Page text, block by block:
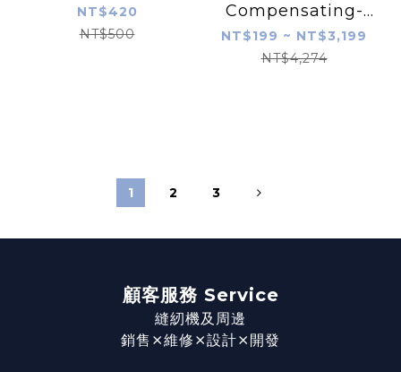
NT$420
NT$500
Compensating-
Presser-Foot
NT$199 ~ NT$3,199
NT$4,274
1 2 3
顧客服務 Service
縫紉機及周邊
銷售⨯維修⨯設計⨯開發